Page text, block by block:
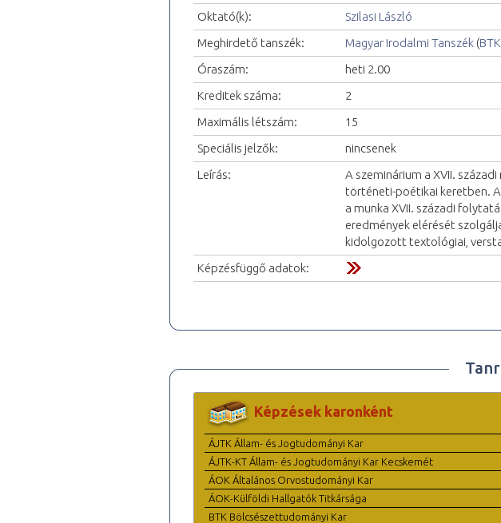
Oktató(k):
Szilasi László
Meghirdető tanszék:
Magyar Irodalmi Tanszék (
Óraszám:
heti 2.00
Kreditek száma:
2
Maximális létszám:
15
Speciális jelzők:
nincsenek
Leírás:
A szeminárium a XVII.
történeti-poétikai keretben.
a munka XVII. századi
eredmények elérését
kidolgozott textológiai,
Képzésfüggő adatok:
Képzések karonként
ÁJTK Állam- és Jogtudományi Kar
ÁJTK-KT Állam- és Jogtudományi Kar Kecskemét
ÁOK Általános Orvostudományi Kar
ÁOK-Külföldi Hallgatók Titkársága
BTK Bölcsészettudományi Kar